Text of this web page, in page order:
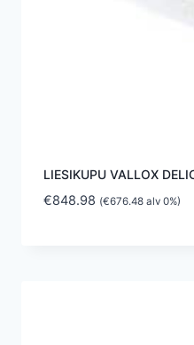
LIESIKUPU VALLOX
€848.98 (€676.48alv 0%)